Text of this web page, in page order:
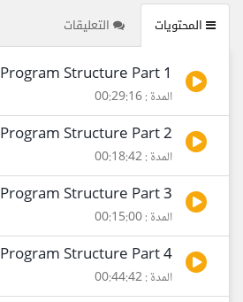
المحتويات التعليقات
Program Structure Part 1
المدة : 00:29:16
Program Structure Part 2
المدة : 00:18:42
Program Structure Part 3
المدة : 00:15:00
Program Structure Part 4
المدة : 00:44:42